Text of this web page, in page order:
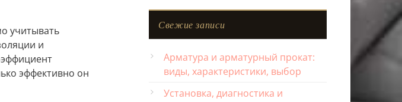
учитывать
и
эффективно он
Свежие записи
Арматура и арматурный прокат:
виды, характеристики, выбор
Установка, диагностика и